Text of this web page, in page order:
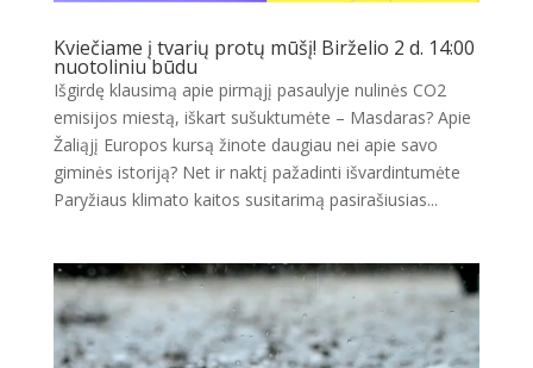
Kviečiame į tvarių protų mūšį! Birželio 2 d. 14:00
nuotoliniu būdu
Išgirdę klausimą apie pirmąjį pasaulyje nulinės CO2
emisijos miestą, iškart sušuktumėte – Masdaras? Apie
Žaliąjį Europos kursą žinote daugiau nei apie savo
giminės istoriją? Net ir naktį pažadinti išvardintumėte
Paryžiaus klimato kaitos susitarimą pasirašiusias...